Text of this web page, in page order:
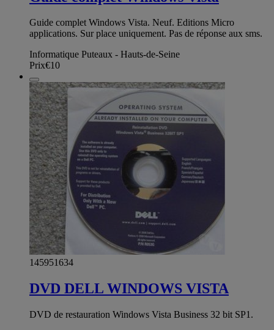
Guide complet Windows Vista. Neuf. Editions Micro
applications. Sur place uniquement. Pas de réponse aux sms.
Informatique Puteaux - Hauts-de-Seine
Prix€10
145951634
DVD DELL WINDOWS VISTA
DVD de restauration Windows Vista Business 32 bit SP1.